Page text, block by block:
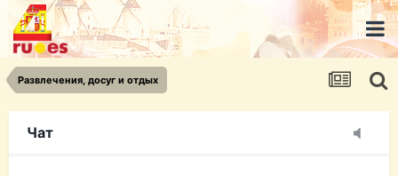
Развлечения, досуг и отдых
Чат
urist.dokument@gmail.com
https://pasport-ua.com/
Телеграмм @uristpassua
Firebird
Друзья - из России без VPN сайт и форум